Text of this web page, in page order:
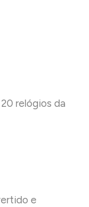
relógios da
e